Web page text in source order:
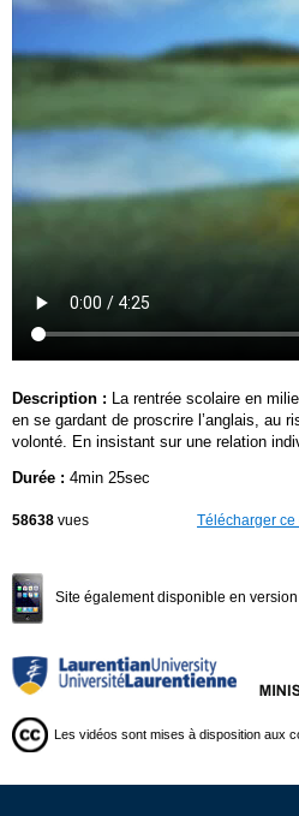
Description : La rentrée scolaire en
en se gardant de proscrire l’anglais, au
volonté. En insistant sur une relation
Durée : 4min 25sec
58638 vues Télécharger ce
Site également disponible en version
Les vidéos sont mises à disposition aux